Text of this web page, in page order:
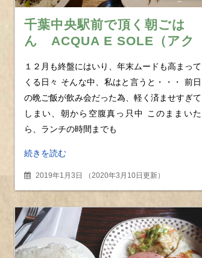
千葉中央駅前で頂く朝ごは
ん ACQUA E SOLE（アク
ングビュッフェを初訪問し
てみた
１２月も終盤にはいり、年末ムードも高まって
くる日々 そんな中、私はと言うと・・・ 前日
の晩ご飯が飲み会だった為、軽く済ませすぎて
しまい、朝から空腹真っ只中 このままいた
ら、ランチの時間までも
続きを読む
2019年1月3日 （2020年3月10日更新）